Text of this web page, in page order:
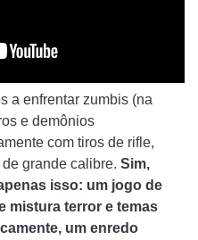
a enfrentar zumbis (na
e demônios
com tiros de rifle,
grande calibre. Sim,
isso: um jogo de
mistura terror e temas
um enredo